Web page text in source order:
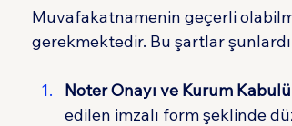
Muvafakatnamenin geçerli
gerekmektedir. Bu şartlar
Noter Onayı ve Kurum
edilen imzalı form şeklinde